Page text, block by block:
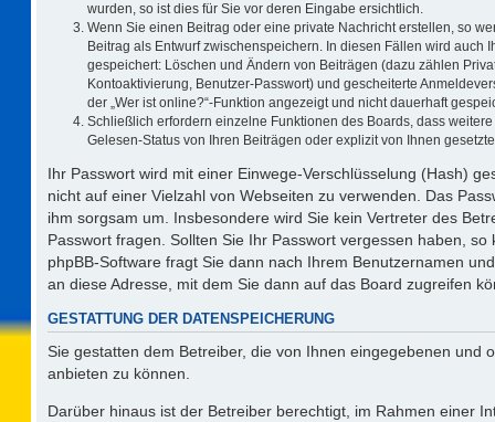
wurden, so ist dies für Sie vor deren Eingabe ersichtlich.
Wenn Sie einen Beitrag oder eine private Nachricht erstellen, so
Beitrag als Entwurf zwischenspeichern. In diesen Fällen wird
gespeichert: Löschen und Ändern von Beiträgen (dazu zählen
Kontoaktivierung, Benutzer-Passwort) und gescheiterte
der „Wer ist online?“-Funktion angezeigt und nicht dauerhaft
Schließlich erfordern einzelne Funktionen des Boards, dass
Gelesen-Status von Ihren Beiträgen oder explizit von Ihnen
Ihr Passwort wird mit einer Einwege-Verschlüsselung (Hash)
nicht auf einer Vielzahl von Webseiten zu verwenden. Das
ihm sorgsam um. Insbesondere wird Sie kein Vertreter des
Passwort fragen. Sollten Sie Ihr Passwort vergessen haben,
phpBB-Software fragt Sie dann nach Ihrem Benutzernamen
an diese Adresse, mit dem Sie dann auf das Board zugreifen
GESTATTUNG DER DATENSPEICHERUNG
Sie gestatten dem Betreiber, die von Ihnen eingegebenen
anbieten zu können.
Darüber hinaus ist der Betreiber berechtigt, im Rahmen einer